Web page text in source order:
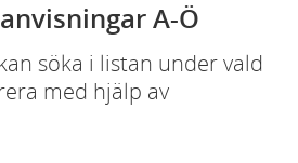
A-Ö
söka i listan under vald
med hjälp av